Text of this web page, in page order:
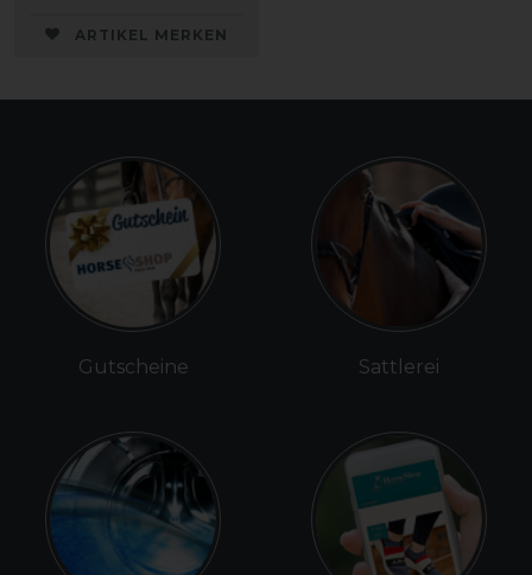
ARTIKEL MERKEN
Gutscheine Sattlerei